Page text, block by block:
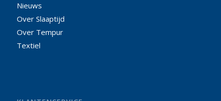
Nieuws
Over Slaaptijd
Over Tempur
Textiel